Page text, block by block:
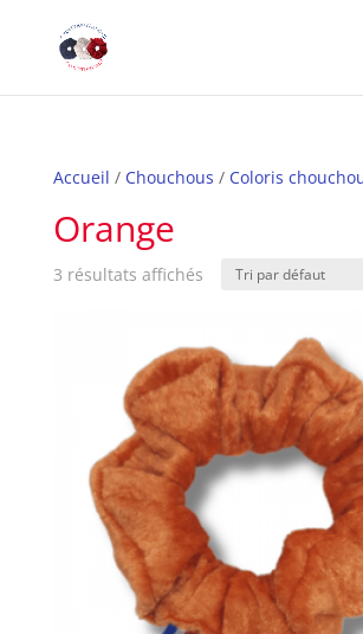
Accueil / Chouchous / Coloris
Orange
3 résultats affichés